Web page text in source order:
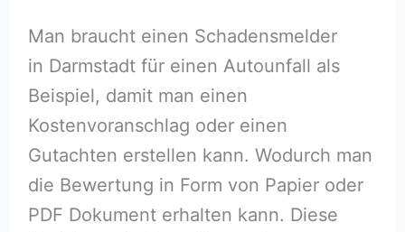
Man braucht einen Schadensmelder
in Darmstadt für einen Autounfall als
Beispiel, damit man einen
Kostenvoranschlag oder einen
Gutachten erstellen kann. Wodurch man
die Bewertung in Form von Papier oder
PDF Dokument erhalten kann. Diese